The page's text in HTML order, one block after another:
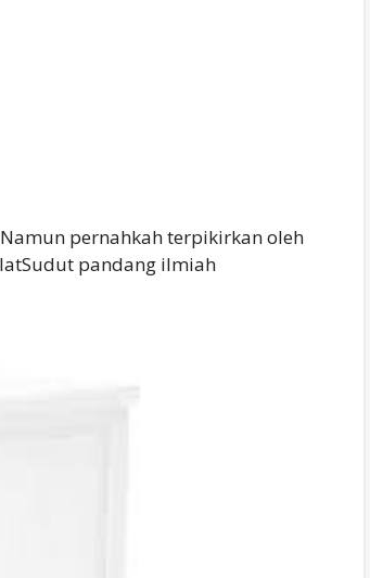
pernahkah terpikirkan oleh
pandang ilmiah